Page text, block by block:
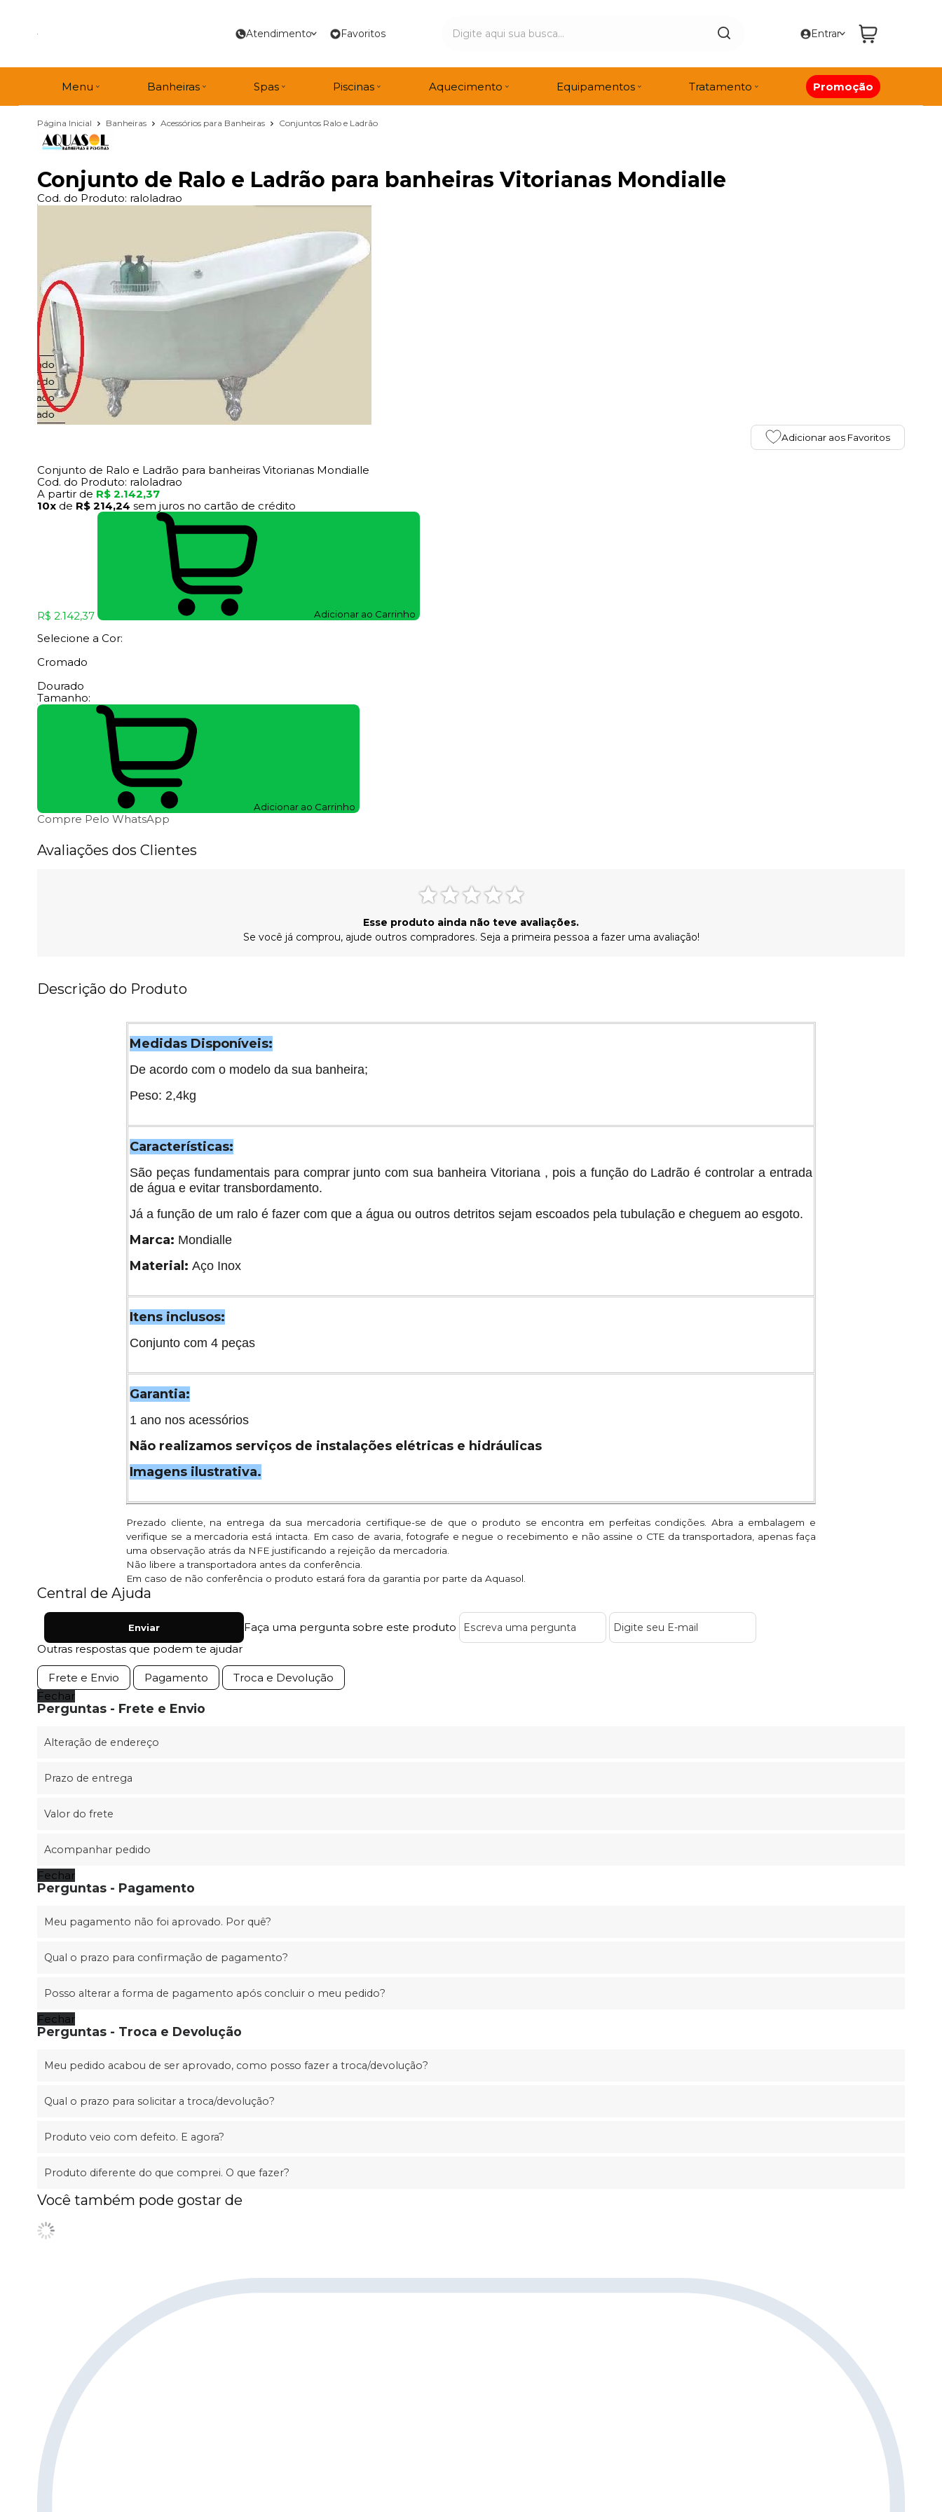
Atendimento Favoritos Entrar
Menu Banheiras Spas Piscinas Aquecimento Equipamentos Tratamento Promoção
Página Inicial Banheiras Acessórios para Banheiras Conjuntos Ralo e Ladrão
Conjunto de Ralo e Ladrão para banheiras Vitorianas Mondialle
Cod. do Produto: raloladrao
Adicionar aos Favoritos
Conjunto de Ralo e Ladrão para banheiras Vitorianas Mondialle
Cod. do Produto: raloladrao
A partir de R$ 2.142,37
10x de R$ 214,24 sem juros no cartão de crédito
R$ 2.142,37 Adicionar ao Carrinho
Selecione a Cor:
Cromado
Dourado
Tamanho:
Adicionar ao Carrinho
Compre Pelo WhatsApp
Avaliações dos Clientes
Esse produto ainda não teve avaliações.
Se você já comprou, ajude outros compradores. Seja a primeira pessoa a fazer uma avaliação!
Descrição do Produto
Medidas Disponíveis:
De acordo com o modelo da sua banheira;
Peso: 2,4kg
Características:
São peças fundamentais para comprar junto com sua banheira Vitoriana , pois a função do Ladrão é controlar a entrada
de água e evitar transbordamento.
Já a função de um ralo é fazer com que a água ou outros detritos sejam escoados pela tubulação e cheguem ao esgoto.
Marca: Mondialle
Material: Aço Inox
Itens inclusos:
Conjunto com 4 peças
Garantia:
1 ano nos acessórios
Não realizamos serviços de instalações elétricas e hidráulicas
Imagens ilustrativa.
Prezado cliente, na entrega da sua mercadoria certifique-se de que o produto se encontra em perfeitas condições. Abra a embalagem e
verifique se a mercadoria está intacta. Em caso de avaria, fotografe e negue o recebimento e não assine o CTE da transportadora, apenas faça
uma observação atrás da NFE justificando a rejeição da mercadoria.
Não libere a transportadora antes da conferência.
Em caso de não conferência o produto estará fora da garantia por parte da Aquasol.
Central de Ajuda
Faça uma pergunta sobre este produto
Enviar
Outras respostas que podem te ajudar
Frete e Envio Pagamento
Troca e Devolução
Fechar
Perguntas - Frete e Envio
Alteração de endereço
Prazo de entrega
Valor do frete
Acompanhar pedido
Fechar
Perguntas - Pagamento
Meu pagamento não foi aprovado. Por quê?
Qual o prazo para confirmação de pagamento?
Posso alterar a forma de pagamento após concluir o meu pedido?
Fechar
Perguntas - Troca e Devolução
Meu pedido acabou de ser aprovado, como posso fazer a troca/devolução?
Qual o prazo para solicitar a troca/devolução?
Produto veio com defeito. E agora?
Produto diferente do que comprei. O que fazer?
Você também pode gostar de